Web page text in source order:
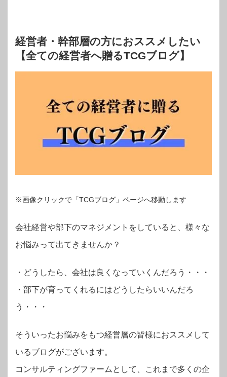
経営者・幹部層の方におススメしたい
【全ての経営者へ贈るTCGブログ】
※画像クリックで「TCGブログ」ページへ移動します
会社経営や部下のマネジメントをしていると、様々な
お悩みって出てきませんか？
・ どうしたら、会社は良くなっていくんだろう・・・
・部下が育ってくれるにはどうしたらいいんだろ
う・・・
そういったお悩みをもつ経営層の皆様におススメして
いるブログがございます。
コンサルティングファームとして、これまで多くの企